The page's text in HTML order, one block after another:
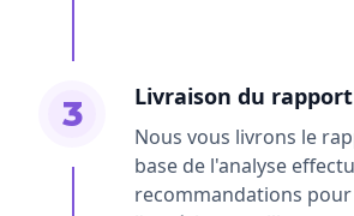
3 Livraison du rapport
Nous vous livrons le
base de l'analyse
recommandations